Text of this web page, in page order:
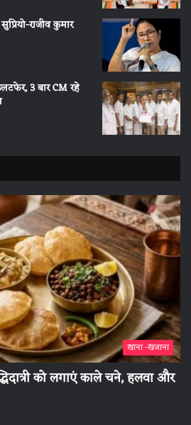
राजीव कुमार
3 बार CM रहे
खाना -खजाना
को लगाएं काले चने, हलवा और